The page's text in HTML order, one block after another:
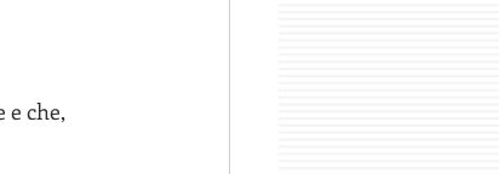
che,